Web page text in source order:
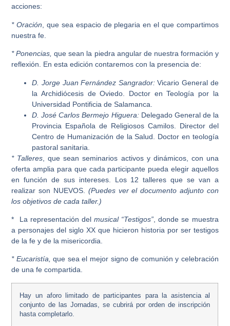
acciones:
* Oración , que sea espacio de plegaria en el que compartimos
nuestra fe.
*Ponencias,que sean la piedra angular de nuestra formación y
reflexión. En esta edición contaremos con la presencia de:
D. Jorge Juan Fernández Sangrador:Vicario General de
la Archidiócesis de Oviedo. Doctor en Teología por la
Universidad Pontificia de Salamanca.
D. José Carlos Bermejo Higuera: Delegado General de la
Provincia Española de Religiosos Camilos. Director del
Centro de Humanización de la Salud. Doctor en teología
pastoral sanitaria.
* Talleres , que sean seminarios activos y dinámicos, con una
oferta amplia para que cada participante pueda elegir aquellos
en función de sus intereses. Los 12 talleres que se van a
realizar son NUEVOS. (Puedes ver el documento adjunto con
los objetivos de cada taller.)
* La representación delmusical “Testigos” , donde se muestra
a personajes del siglo XX que hicieron historia por ser testigos
de la fe y de la misericordia.
* Eucaristía,que sea el mejor signo de comunión y celebración
de una fe compartida.
Hay un aforo limitado de participantes para la asistencia al
conjunto de las Jornadas, se cubrirá por orden de inscripción
hasta completarlo.